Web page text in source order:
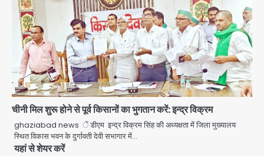
चीनी मिल शुरू होने से पूर्व किसानों का भुगतान करें: इन्द्र विक्रम
ghaziabad news ें डीएम इन्द्र विक्रम सिंह की अध्यक्षता में जिला मुख्यालय
स्थित विकास भवन के दुर्गावती देवी सभागार में…
यहां से शेयर करें
को लेकर 100 से ज्यादा कर्मचारियों का विरोध
प्रदर्शन
Avinash Kumar
4
Parshvanath Building
Shooting: सिक्योरिटी गार्ड की गोली से 17
वर्षीय किशोर की मौत
Avinash Kumar
5
Air India Phuket Delhi flight:
कैप्टन का डोप टेस्ट पॉजिटिव, 17 घायल;
DGCA जांच जारी
Avinash Kumar